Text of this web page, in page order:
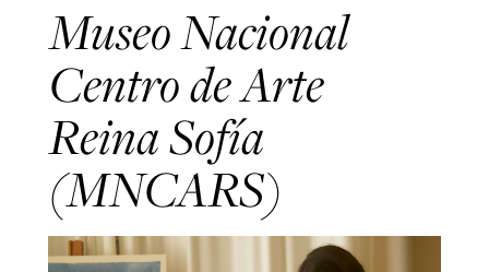
Museo Nacional
Centro de Arte
Reina Sofía
(MNCARS)